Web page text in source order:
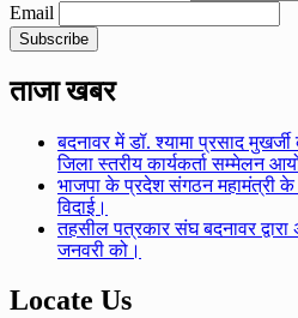
Email
ताजा खबर
बदनावर में डॉ. श्यामा प्रसाद
जिला स्तरीय कार्यकर्ता सम्मेलन
भाजपा के प्रदेश संगठन महामंत्री के
विदाई।
तहसील पत्रकार संघ बदनावर
जनवरी को।
Locate Us